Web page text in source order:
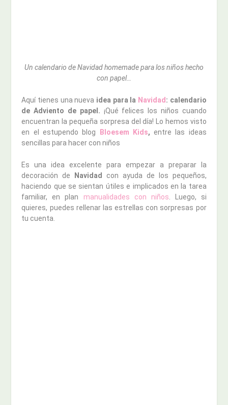
Un calendario de Navidad homemade para los niños hecho
con papel…
Aquí tienes una nueva idea para la Navidad : calendario
de Adviento de papel. ¡Qué felices los niños cuando
encuentran la pequeña sorpresa del día! Lo hemos visto
en el estupendo blog
Bloesem Kids, entre las ideas
sencillas para hacer con niños
Es una idea excelente para empezar a preparar la
decoración de Navidad con ayuda de los pequeños,
haciendo que se sientan útiles e implicados en la tarea
familiar, en plan manualidades con niños. Luego, si
quieres, puedes rellenar las estrellas con sorpresas por
tu cuenta.